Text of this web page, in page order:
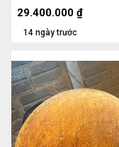
14 ngày trước
29.400.000 ₫